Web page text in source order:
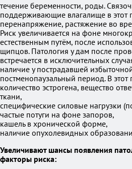
течение беременности, роды.
поддерживающие влагалище в этот
перенапряжение, растяжение во
Риск увеличивается на фоне
естественным путём, после
щипцов. Патология у дам после
встречается в исключительных
наличие у пострадавшей
постменопаузальный период. В
количество эстрогена, вещество
ткани,
специфические силовые нагрузки
частые потуги на фоне запоров,
кашель в хронической форме,
наличие опухолевидных
Увеличивают шансы появления
факторы риска: